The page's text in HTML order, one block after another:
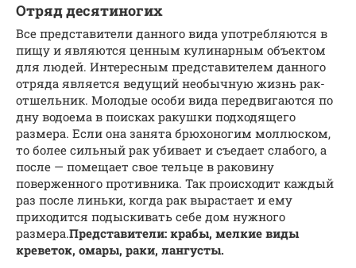
Отряд десятиногих
Все представители данного вида употребляются в
пищу и являются ценным кулинарным объектом
для людей. Интересным представителем данного
отряда является ведущий необычную жизнь рак-
отшельник. Молодые особи вида передвигаются по
дну водоема в поисках ракушки подходящего
размера. Если она занята брюхоногим моллюском,
то более сильный рак убивает и съедает слабого, а
после — помещает свое тельце в раковину
поверженного противника. Так происходит каждый
раз после линьки, когда рак вырастает и ему
приходится подыскивать себе дом нужного
размера.Представители: крабы, мелкие виды
креветок, омары, раки, лангусты.